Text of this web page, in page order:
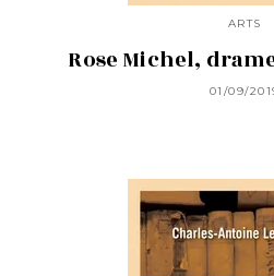
ARTS
Rose Michel,
01/09/